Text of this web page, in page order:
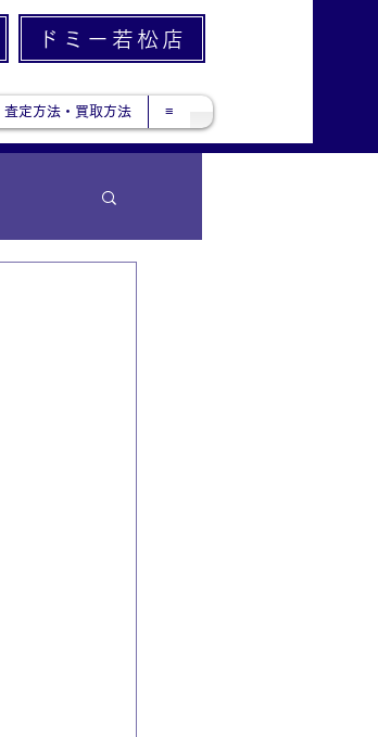
ドミー若松店
査定方法・買取方法 ≡